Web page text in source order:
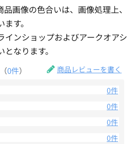
画像の色合いは、画像処理上、
す。
ンショップおよびアークオアシ
なります。
（0件） 商品レビューを書く
0件
0件
0件
0件